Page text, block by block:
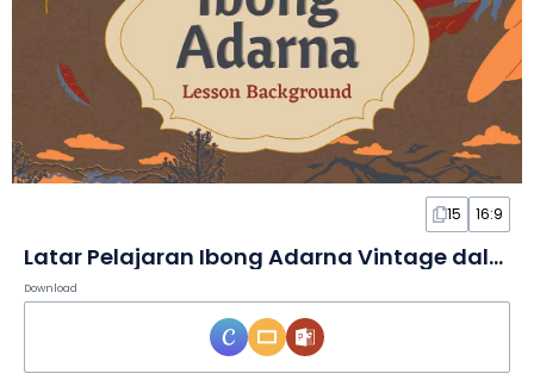
15 16:9
Latar Pelajaran Ibong Adarna Vintage dalam Slide
Download